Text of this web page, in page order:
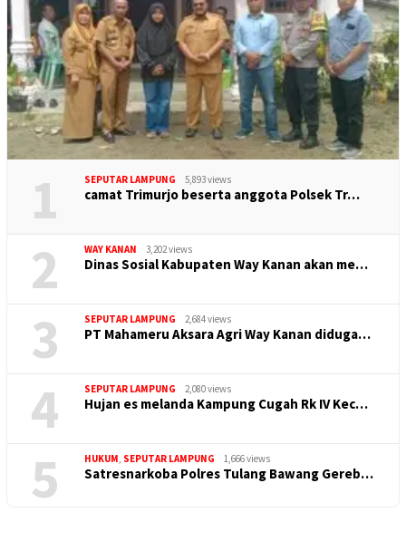
1 SEPUTAR LAMPUNG 5,893 views
camat Trimurjo beserta anggota Polsek Tr…
2 WAY KANAN 3,202 views
Dinas Sosial Kabupaten Way Kanan akan me…
3 SEPUTAR LAMPUNG 2,684 views
PT Mahameru Aksara Agri Way Kanan diduga…
4 SEPUTAR LAMPUNG 2,080 views
Hujan es melanda Kampung Cugah Rk IV Kec…
5 HUKUM, SEPUTAR LAMPUNG 1,666 views
Satresnarkoba Polres Tulang Bawang Gereb…